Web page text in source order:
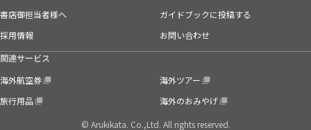
書店御担当者様へ
ガイドブックに投稿する
採用情報
お問い合わせ
関連サービス
海外航空券
海外ツアー
旅行用品
海外のおみやげ
© Arukikata. Co.,Ltd. All rights reserved.